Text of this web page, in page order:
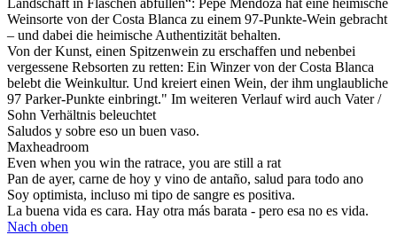
Landschaft in Flaschen abfüllen“: Pepe Mendoza hat eine heimische
Weinsorte von der Costa Blanca zu einem 97-Punkte-Wein gebracht
– und dabei die heimische Authentizität behalten.
Von der Kunst, einen Spitzenwein zu erschaffen und nebenbei
vergessene Rebsorten zu retten: Ein Winzer von der Costa Blanca
belebt die Weinkultur. Und kreiert einen Wein, der ihm unglaubliche
97 Parker-Punkte einbringt." Im weiteren Verlauf wird auch Vater /
Sohn Verhältnis beleuchtet
Saludos y sobre eso un buen vaso.
Maxheadroom
Even when you win the ratrace, you are still a rat
Pan de ayer, carne de hoy y vino de antaño, salud para todo ano
Soy optimista, incluso mi tipo de sangre es positiva.
La buena vida es cara. Hay otra más barata - pero esa no es vida.
Nach oben